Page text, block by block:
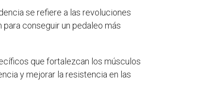
se refiere a las revoluciones
conseguir un pedaleo más
que fortalezcan los músculos
y mejorar la resistencia en las